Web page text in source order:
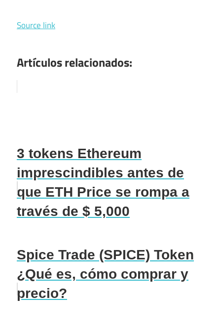
Source link
Artículos relacionados:
3 tokens Ethereum
imprescindibles antes de
que ETH Price se rompa a
través de $ 5,000
Spice Trade (SPICE) Token
¿Qué es, cómo comprar y
precio?